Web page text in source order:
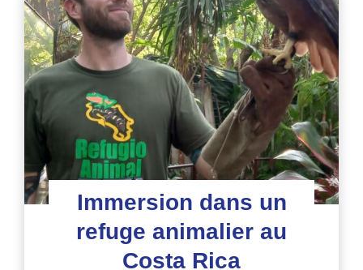
sanctuaire
de
faune
sauvage
au
Costa
Rica
Immersion dans un
refuge animalier au
Costa Rica